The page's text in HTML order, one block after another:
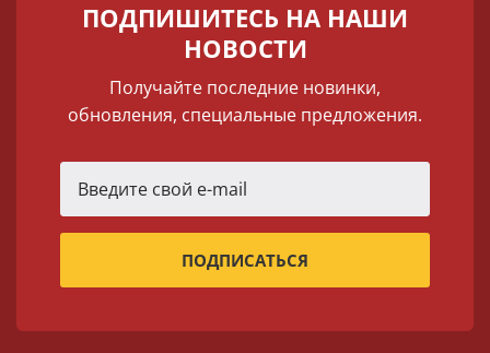
ПОДПИШИТЕСЬ НА НАШИ
НОВОСТИ
Получайте последние новинки,
обновления, специальные предложения.